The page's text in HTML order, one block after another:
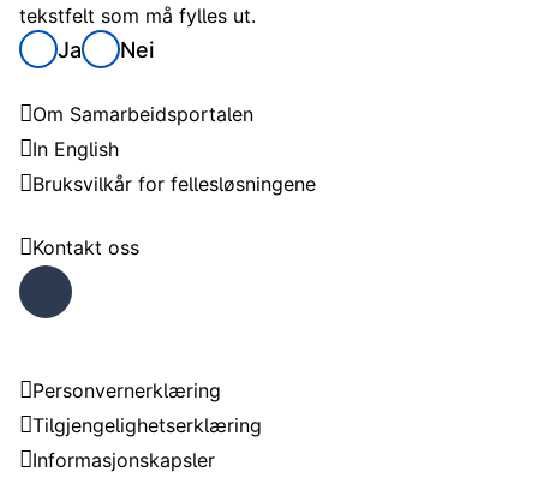
tekstfelt som må fylles ut.
Ja Nei
Om Samarbeidsportalen
In English
Bruksvilkår for fellesløsningene
Kontakt oss
Faceb
Personvernerklæring
Tilgjengelighetserklæring
Informasjonskapsler